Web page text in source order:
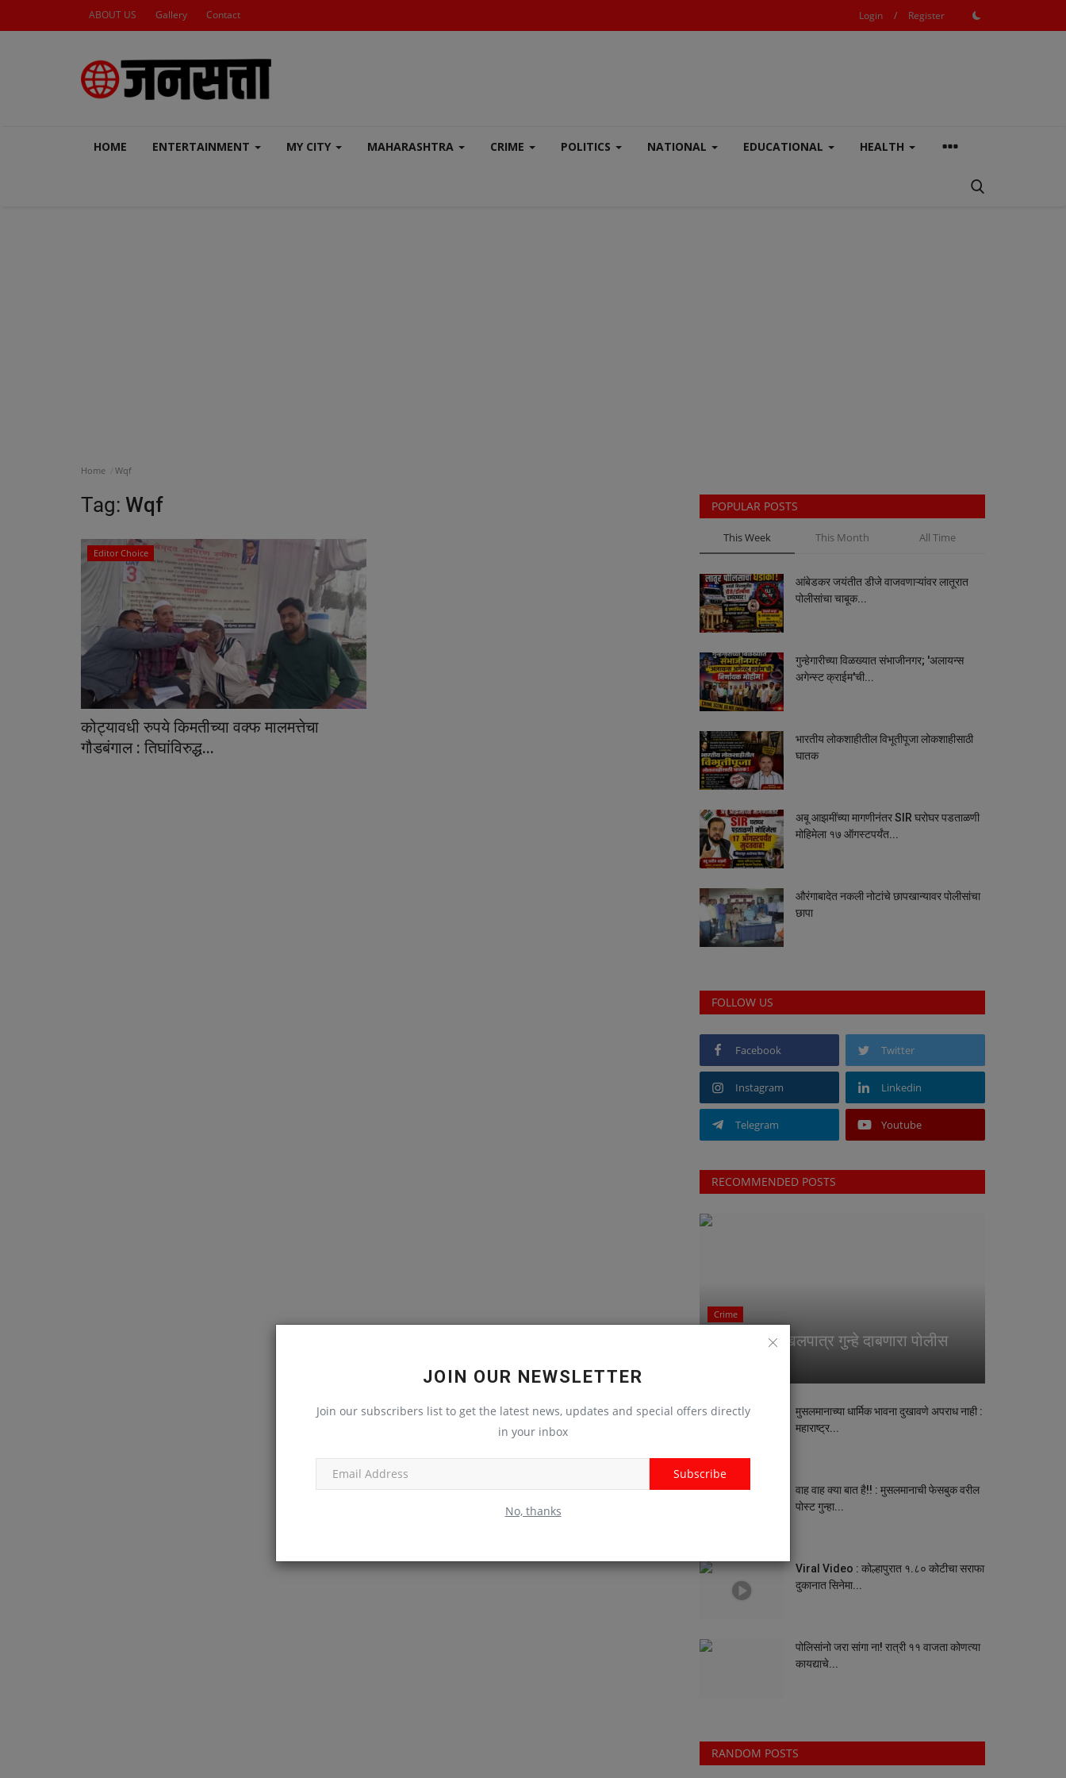
ABOUT US Gallery Contact Login / Register
HOME ENTERTAINMENT MY CITY MAHARASHTRA CRIME POLITICS NATIONAL EDUCATIONAL HEALTH
JOIN OUR NEWSLETTER
Join our subscribers list to get the latest news, updates and special offers directly
in your inbox
Subscribe
No, thanks
Home Wqf
Tag: Wqf
Editor Choice
कोट्यावधी रुपये किमतीच्या वक्फ मालमत्तेचा
गौडबंगाल : तिघांविरुद्ध...
POPULAR POSTS
This Week This Month All Time
आंबेडकर जयंतीत डीजे वाजवणाऱ्यांवर लातूरात
पोलीसांचा चाबूक...
गुन्हेगारीच्या विळख्यात संभाजीनगर; 'अलायन्स
अगेन्स्ट क्राईम'ची...
भारतीय लोकशाहीतील विभूतीपूजा लोकशाहीसाठी
घातक
अबू आझमींच्या मागणीनंतर SIR घरोघर पडताळणी
मोहिमेला १७ ऑगस्टपर्यंत...
औरंगाबादेत नकली नोटांचे छापखान्यावर पोलीसांचा
छापा
FOLLOW US
Facebook Twitter
Instagram Linkedin
Telegram Youtube
RECOMMENDED POSTS
Crime
सिटी चौक : दखलपात्र गुन्हे दाबणारा पोलीस
मुसलमानाच्या धार्मिक भावना दुखावणे अपराध नाही :
महाराष्ट्र...
वाह वाह क्या बात है!! : मुसलमानाची फेसबुक वरील
पोस्ट गुन्हा...
Viral Video : कोल्हापुरात १.८० कोटीचा सराफा
दुकानात सिनेमा...
पोलिसांनो जरा सांगा ना! रात्री ११ वाजता कोणत्या
कायद्याचे...
RANDOM POSTS